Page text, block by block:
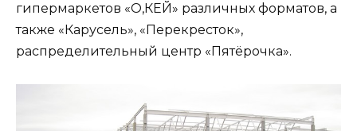
гипермаркетов «О,КЕЙ» различных форматов, а
также «Карусель», «Перекресток»,
распределительный центр «Пятёрочка».